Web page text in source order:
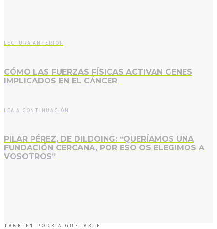
LECTURA ANTERIOR
CÓMO LAS FUERZAS FÍSICAS ACTIVAN GENES
IMPLICADOS EN EL CÁNCER
LEA A CONTINUACIÓN
PILAR PÉREZ, DE DILDOING: “QUERÍAMOS UNA
FUNDACIÓN CERCANA, POR ESO OS ELEGIMOS A
VOSOTROS”
TAMBIÉN PODRÍA GUSTARTE